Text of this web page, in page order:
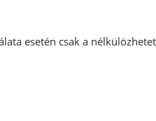
esetén csak a